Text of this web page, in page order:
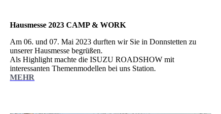
Hausmesse 2023 CAMP & WORK
Am 06. und 07. Mai 2023 durften wir Sie in Donnstetten zu
unserer Hausmesse begrüßen.
Als Highlight machte die ISUZU ROADSHOW mit
interessanten Themenmodellen bei uns Station.
MEHR